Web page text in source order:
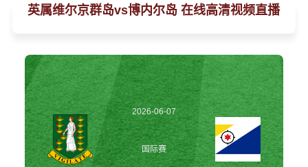
英属维尔京群岛vs博内尔岛 在线高清视频直播
2026-06-07
01:00:00
国际赛